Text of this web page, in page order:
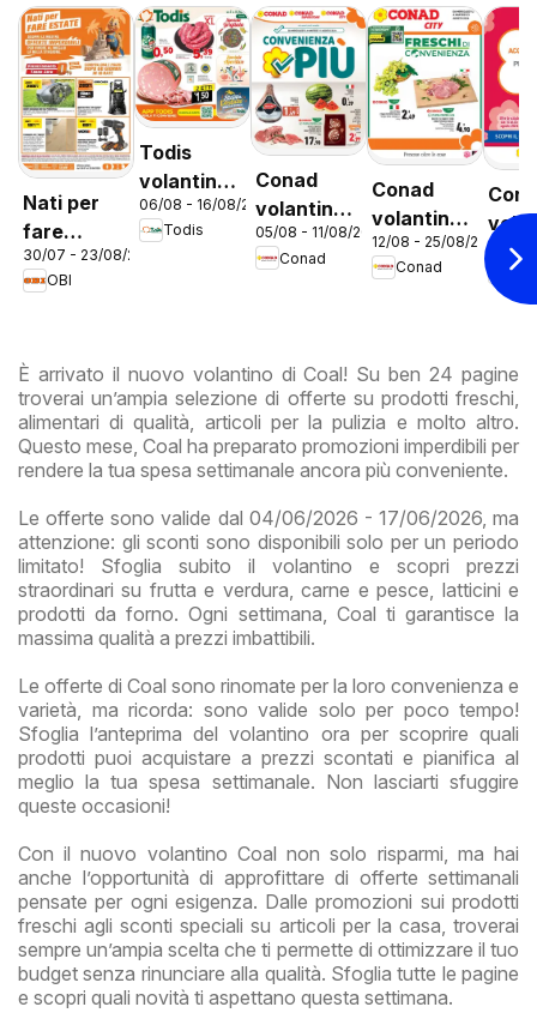
Nati per
fare
estate
30/07 - 23/08/2026
OBI
Todis
volantino
Lazio
06/08 - 16/08/2026
Todis
Conad
volantino
Convenienza
Più Lazio
05/08 - 11/08/2026
Conad
Conad
volantino
City Lazio
12/08 - 25/08/2026
Conad
City
Lazio
12/08
È arrivato il nuovo volantino di Coal! Su ben 24 pagine
troverai un’ampia selezione di offerte su prodotti freschi,
alimentari di qualità, articoli per la pulizia e molto altro.
Questo mese, Coal ha preparato promozioni imperdibili per
rendere la tua spesa settimanale ancora più conveniente.
Le offerte sono valide dal 04/06/2026 - 17/06/2026, ma
attenzione: gli sconti sono disponibili solo per un periodo
limitato! Sfoglia subito il volantino e scopri prezzi
straordinari su frutta e verdura, carne e pesce, latticini e
prodotti da forno. Ogni settimana, Coal ti garantisce la
massima qualità a prezzi imbattibili.
Le offerte di Coal sono rinomate per la loro convenienza e
varietà, ma ricorda: sono valide solo per poco tempo!
Sfoglia l’anteprima del volantino ora per scoprire quali
prodotti puoi acquistare a prezzi scontati e pianifica al
meglio la tua spesa settimanale. Non lasciarti sfuggire
queste occasioni!
Con il nuovo volantino Coal non solo risparmi, ma hai
anche l’opportunità di approfittare di offerte settimanali
pensate per ogni esigenza. Dalle promozioni sui prodotti
freschi agli sconti speciali su articoli per la casa, troverai
sempre un’ampia scelta che ti permette di ottimizzare il tuo
budget senza rinunciare alla qualità. Sfoglia tutte le pagine
e scopri quali novità ti aspettano questa settimana.